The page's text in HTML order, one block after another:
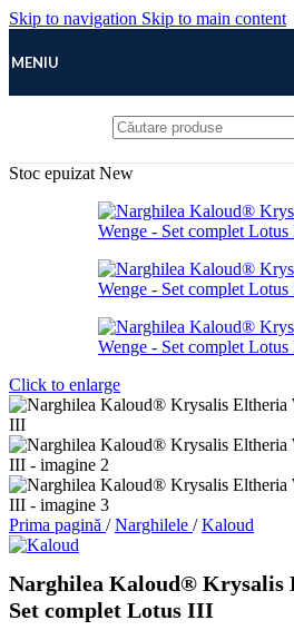
Skip to navigation Skip to main content
MENIU
Stoc epuizat New
Click to enlarge
Prima pagină / Narghilele / Kaloud
Narghilea Kaloud® Krysalis
Set complet Lotus III